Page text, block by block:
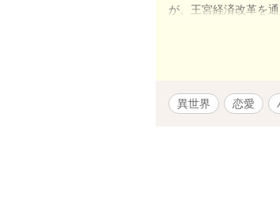
が、王宮経済改革を
異世界 恋愛